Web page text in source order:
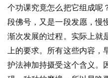
个功课究竟怎么把它组成呢
段佛号，又是一段发愿，慢
渐次发展的过程。实际上就
上的要求。所有这些内容，
护法神加持摄受这个含义。